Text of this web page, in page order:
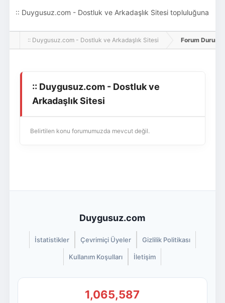
Giriş Yap Üye Ol
:: Duygusuz.com - Dostluk ve Arkadaşlık Sitesi topluluğuna
hoş geldin ziyaretçi! Aramıza katılmak istersen kayıt
:: Duygusuz.com - Dostluk ve Arkadaşlık Sitesi Forum Durumu
:: Duygusuz.com - Dostluk ve
Arkadaşlık Sitesi
Belirtilen konu forumumuzda mevcut değil.
Duygusuz.com
İstatistikler Çevrimiçi Üyeler Gizlilik Politikası
Kullanım Koşulları İletişim
1,065,587